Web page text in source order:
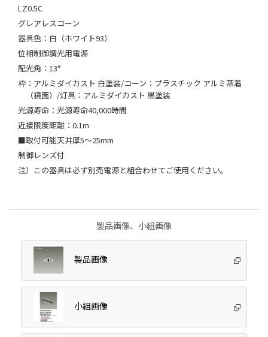
LZ0.5C
グレアレスコーン
器具色：白（ホワイト93）
位相制御調光用電源
配光角：13°
枠：アルミダイカスト 白塗装/コーン：プラスチック アルミ蒸着
（鏡面）/灯具：アルミダイカスト 黒塗装
光源寿命：光源寿命40,000時間
近接限度距離：0.1m
■取付可能天井厚5～25mm
制御レンズ付
注）この器具は必ず別売電源と組合わせてご使用ください。
製品画像、小組画像
製品画像
小組画像